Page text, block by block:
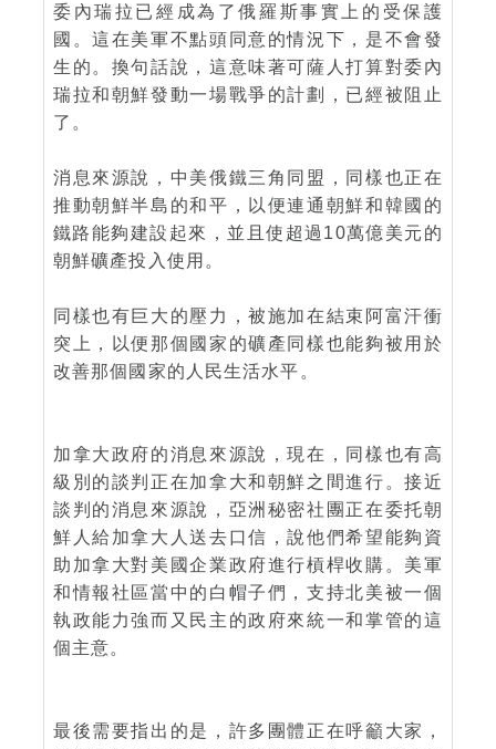
委內瑞拉已經成為了俄羅斯事實上的受保護
國。這在美軍不點頭同意的情況下，是不會發
生的。換句話說，這意味著可薩人打算對委內
瑞拉和朝鮮發動一場戰爭的計劃，已經被阻止
了。
消息來源說，中美俄鐵三角同盟，同樣也正在
推動朝鮮半島的和平，以便連通朝鮮和韓國的
鐵路能夠建設起來，並且使超過10萬億美元的
朝鮮礦產投入使用。
同樣也有巨大的壓力，被施加在結束阿富汗衝
突上，以便那個國家的礦產同樣也能夠被用於
改善那個國家的人民生活水平。
加拿大政府的消息來源說，現在，同樣也有高
級別的談判正在加拿大和朝鮮之間進行。接近
談判的消息來源說，亞洲秘密社團正在委托朝
鮮人給加拿大人送去口信，說他們希望能夠資
助加拿大對美國企業政府進行槓桿收購。美軍
和情報社區當中的白帽子們，支持北美被一個
執政能力強而又民主的政府來統一和掌管的這
個主意。
最後需要指出的是，許多團體正在呼籲大家，